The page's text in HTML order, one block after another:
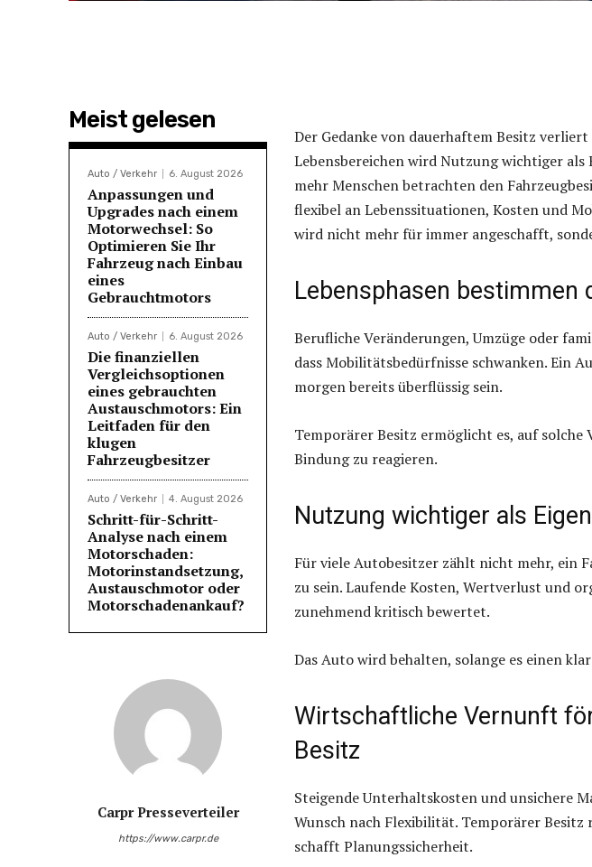
Meist gelesen
Auto / Verkehr 6. August 2026
Anpassungen und
Upgrades nach einem
Motorwechsel: So
Optimieren Sie Ihr
Fahrzeug nach Einbau
eines
Gebrauchtmotors
Auto / Verkehr 6. August 2026
Die finanziellen
Vergleichsoptionen
eines gebrauchten
Austauschmotors: Ein
Leitfaden für den
klugen
Fahrzeugbesitzer
Auto / Verkehr 4. August 2026
Schritt-für-Schritt-
Analyse nach einem
Motorschaden:
Motorinstandsetzung,
Austauschmotor oder
Motorschadenankauf?
Carpr Presseverteiler
https://www.carpr.de
Der Gedanke von dauerhaftem Besitz
Lebensbereichen wird Nutzung wichtiger als
mehr Menschen betrachten den
flexibel an Lebenssituationen, Kosten und
wird nicht mehr für immer angeschafft,
Lebensphasen bestimmen
Berufliche Veränderungen, Umzüge oder
dass Mobilitätsbedürfnisse schwanken. Ein
morgen bereits überflüssig sein.
Temporärer Besitz ermöglicht es, auf
Bindung zu reagieren.
Nutzung wichtiger als
Für viele Autobesitzer zählt nicht mehr, ein
zu sein. Laufende Kosten, Wertverlust und
zunehmend kritisch bewertet.
Das Auto wird behalten, solange es einen
Wirtschaftliche Vernunft
Besitz
Steigende Unterhaltskosten und unsichere
Wunsch nach Flexibilität. Temporärer
schafft Planungssicherheit.